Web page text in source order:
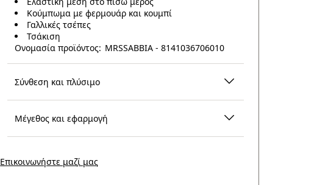
Κούμπωμα με φερμουάρ και κουμπί
Γαλλικές τσέπες
Τσάκιση
Ονομασία προϊόντος: MRSSABBIA - 8141036706010
Σύνθεση και πλύσιμο
Μέγεθος και εφαρμογή
Επικοινωνήστε μαζί μας